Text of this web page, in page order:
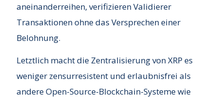
aneinanderreihen, verifizieren Validierer
Transaktionen ohne das Versprechen einer
Belohnung.
Letztlich macht die Zentralisierung von XRP es
weniger zensurresistent und erlaubnisfrei als
andere Open-Source-Blockchain-Systeme wie